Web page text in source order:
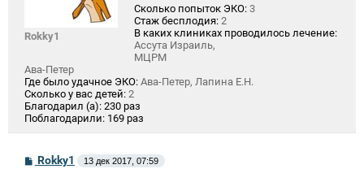
Rokky1
Сколько попыток ЭКО: 3
Стаж бесплодия: 2
В каких клиниках проводилось лечение:
Ассута Израиль,
МЦРМ
Ава-Петер
Где было удачное ЭКО: Ава-Петер, Лапина Е.Н.
Сколько у вас детей: 2
Благодарил (а): 230 раз
Поблагодарили: 169 раз
СRokky1 13 дек 2017, 07:59